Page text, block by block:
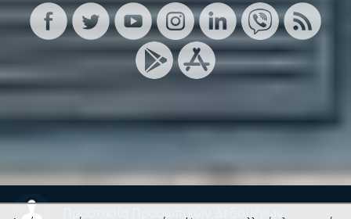
Προστασία Προσωπικών Δεδομένων